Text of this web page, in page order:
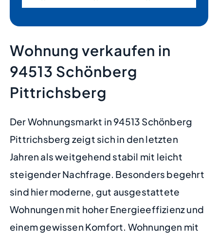
Wohnung verkaufen in
94513 Schönberg
Pittrichsberg
Der Wohnungsmarkt in 94513 Schönberg
Pittrichsberg zeigt sich in den letzten
Jahren als weitgehend stabil mit leicht
steigender Nachfrage. Besonders begehrt
sind hier moderne, gut ausgestattete
Wohnungen mit hoher Energieeffizienz und
einem gewissen Komfort. Wohnungen mit